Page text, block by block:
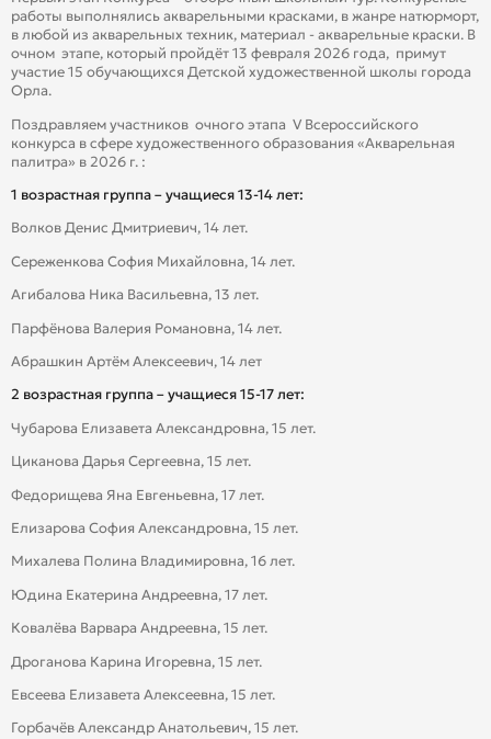
работы выполнялись акварельными красками, в жанре натюрморт,
в любой из акварельных техник, материал - акварельные краски. В
очном этапе, который пройдёт 13 февраля 2026 года, примут
участие 15 обучающихся Детской художественной школы города
Орла.
Поздравляем участников очного этапа V Всероссийского
конкурса в сфере художественного образования «Акварельная
палитра» в 2026 г. :
1 возрастная группа – учащиеся 13-14 лет:
Волков Денис Дмитриевич, 14 лет.
Сереженкова София Михайловна, 14 лет.
Агибалова Ника Васильевна, 13 лет.
Парфёнова Валерия Романовна, 14 лет.
Абрашкин Артём Алексеевич, 14 лет
2 возрастная группа – учащиеся 15-17 лет:
Чубарова Елизавета Александровна, 15 лет.
Циканова Дарья Сергеевна, 15 лет.
Федорищева Яна Евгеньевна, 17 лет.
Елизарова София Александровна, 15 лет.
Михалева Полина Владимировна, 16 лет.
Юдина Екатерина Андреевна, 17 лет.
Ковалёва Варвара Андреевна, 15 лет.
Дроганова Карина Игоревна, 15 лет.
Евсеева Елизавета Алексеевна, 15 лет.
Горбачёв Александр Анатольевич, 15 лет.